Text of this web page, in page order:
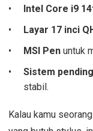
Intel Core i9
Layar 17 inci
MSI Pen untuk
Sistem
stabil.
Kalau kamu